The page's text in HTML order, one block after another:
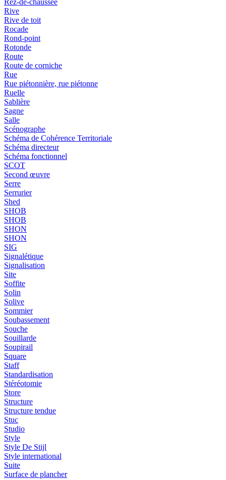
Rez-de-chaussée
Rive
Rive de toit
Rocade
Rond-point
Rotonde
Route
Route de corniche
Rue
Rue piétonnière, rue piétonne
Ruelle
Sablière
Sagne
Salle
Scénographe
Schéma de Cohérence Territoriale
Schéma directeur
Schéma fonctionnel
SCOT
Second œuvre
Serre
Serrurier
Shed
SHOB
SHOB
SHON
SHON
SIG
Signalétique
Signalisation
Site
Soffite
Solin
Solive
Sommier
Soubassement
Souche
Souillarde
Soupirail
Square
Staff
Standardisation
Stéréotomie
Store
Structure
Structure tendue
Stuc
Studio
Style
Style De Stijl
Style international
Suite
Surface de plancher